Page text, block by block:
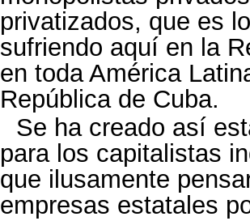
privatizados, que es
sufriendo aquí en la
en toda América
República de Cuba.
Se ha creado así
para los capitalistas
que ilusamente
empresas estatales